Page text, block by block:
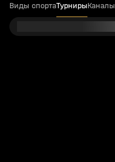
Виды спортаТурнирыКаналы